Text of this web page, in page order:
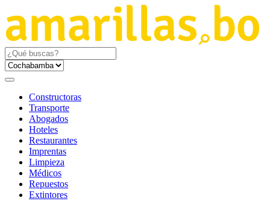
Constructoras
Transporte
Abogados
Hoteles
Restaurantes
Imprentas
Limpieza
Médicos
Repuestos
Extintores